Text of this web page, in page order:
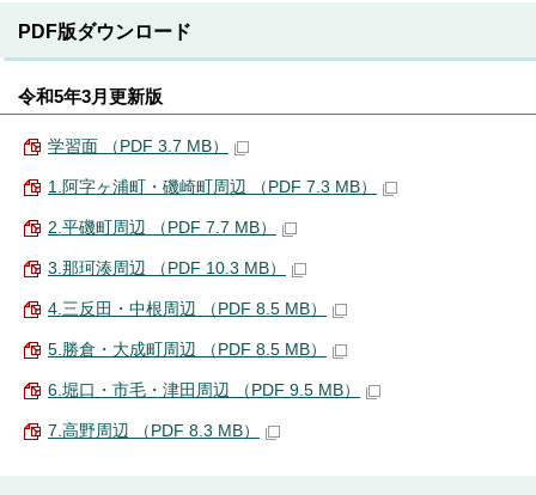
PDF版ダウンロード
令和5年3月更新版
学習面 （PDF 3.7 MB）
1.阿字ヶ浦町・磯崎町周辺 （PDF 7.3 MB）
2.平磯町周辺 （PDF 7.7 MB）
3.那珂湊周辺 （PDF 10.3 MB）
4.三反田・中根周辺 （PDF 8.5 MB）
5.勝倉・大成町周辺 （PDF 8.5 MB）
6.堀口・市毛・津田周辺 （PDF 9.5 MB）
7.高野周辺 （PDF 8.3 MB）